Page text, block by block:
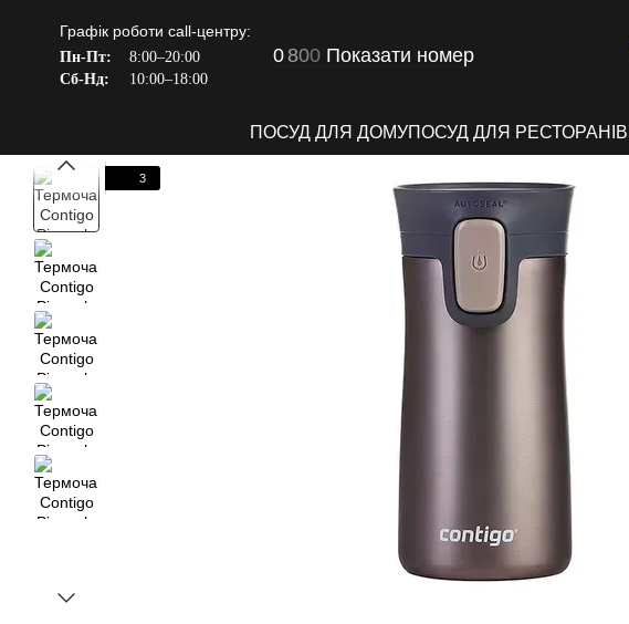
Графік роботи call-центру:
Пн-Пт:
8:00–20:00
Сб-Нд:
10:00–18:00
0800 Показати номер
ПОСУД ДЛЯ ДОМУПОСУД ДЛЯ РЕСТОРАНІВ
3